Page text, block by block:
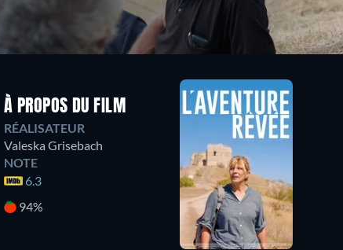
À PROPOS DU FILM
RÉALISATEUR
Valeska Grisebach
NOTE
6.3
94%